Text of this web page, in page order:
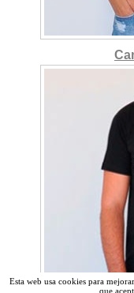
Esta web usa cookies para
que